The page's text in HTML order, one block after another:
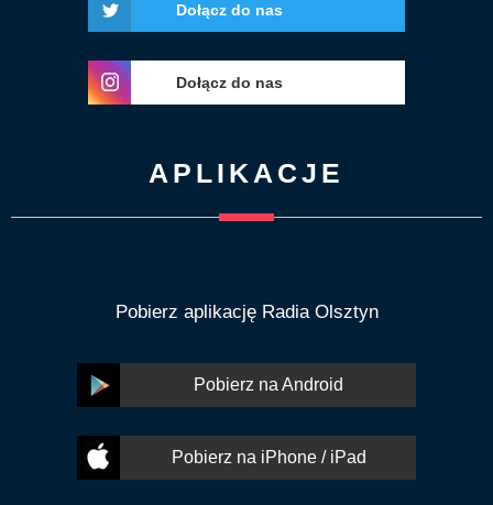
Dołącz do nas
Dołącz do nas
APLIKACJE
Pobierz aplikację Radia Olsztyn
Pobierz na Android
Pobierz na iPhone / iPad